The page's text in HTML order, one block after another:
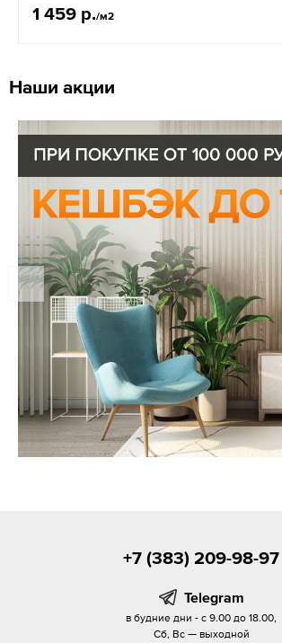
1 459 р./м2
Наши акции
+7 (383) 209-98-97
Telegram
в будние дни - с 9.00 до 18.00,
Сб, Вс — выходной